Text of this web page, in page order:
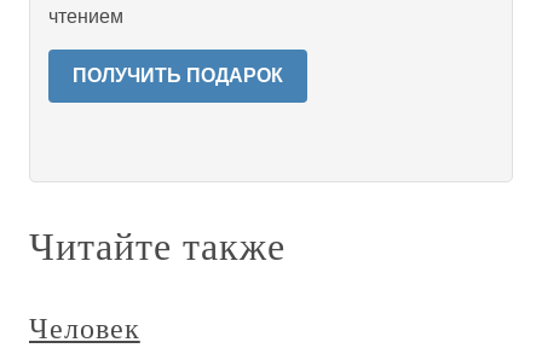
чтением
ПОЛУЧИТЬ ПОДАРОК
Читайте также
Человек